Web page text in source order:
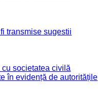
transmise sugestii
societatea civilă
în evidență de autoritățile